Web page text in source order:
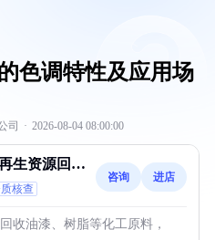
色调特性及应用场
司 · 2026-08-04 08:00:00
生资源回收
核查
咨询 进店
收油漆、树脂等化工原料，